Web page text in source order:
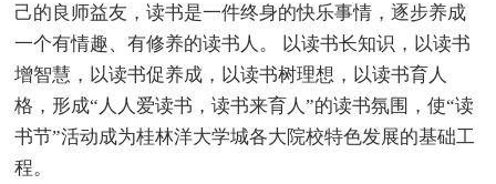
己的良师益友，读书是一件终身的快乐事情，逐步养成
一个有情趣、有修养的读书人。 以读书长知识，以读书
增智慧，以读书促养成，以读书树理想，以读书育人
格，形成“人人爱读书，读书来育人”的读书氛围，使“读
书节”活动成为桂林洋大学城各大院校特色发展的基础工
程。